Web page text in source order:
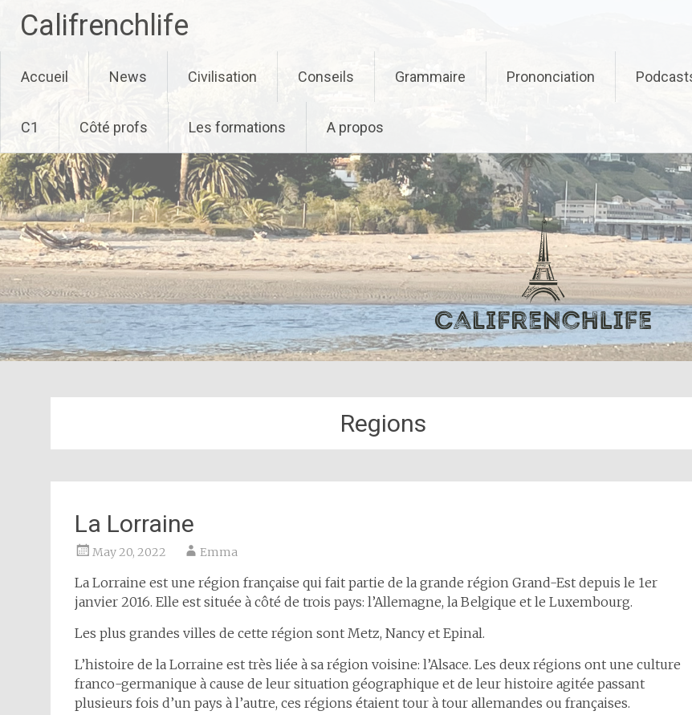
Califrenchlife
to
content
Accueil News Civilisation Conseils Grammaire Prononciation
C1 Côté profs Les formations A propos
Regions
La Lorraine
May 20, 2022 Emma
La Lorraine est une région française qui fait partie de la grande région Grand-Est depuis le 1er
janvier 2016. Elle est située à côté de trois pays: l’Allemagne, la Belgique et le Luxembourg.
Les plus grandes villes de cette région sont Metz, Nancy et Epinal.
L’histoire de la Lorraine est très liée à sa région voisine: l’Alsace. Les deux régions ont une culture
franco-germanique à cause de leur situation géographique et de leur histoire agitée passant
plusieurs fois d’un pays à l’autre, ces régions étaient tour à tour allemandes ou françaises.